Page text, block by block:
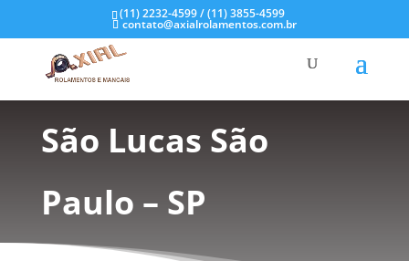
(11) 2232-4599 / (11) 3855-4599
contato@axialrolamentos.com.br
Mancal de Inox em
São Lucas São
Paulo – SP